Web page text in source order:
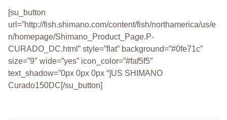
[su_button
url=”http://fish.shimano.com/content/fish/northamerica/us/e
n/homepage/Shimano_Product_Page.P-
CURADO_DC.html” style=”flat” background=”#0fe71c”
size=”9″ wide=”yes” icon_color=”#faf5f5″
text_shadow=”0px 0px 0px “]US SHIMANO
Curado150DC[/su_button]